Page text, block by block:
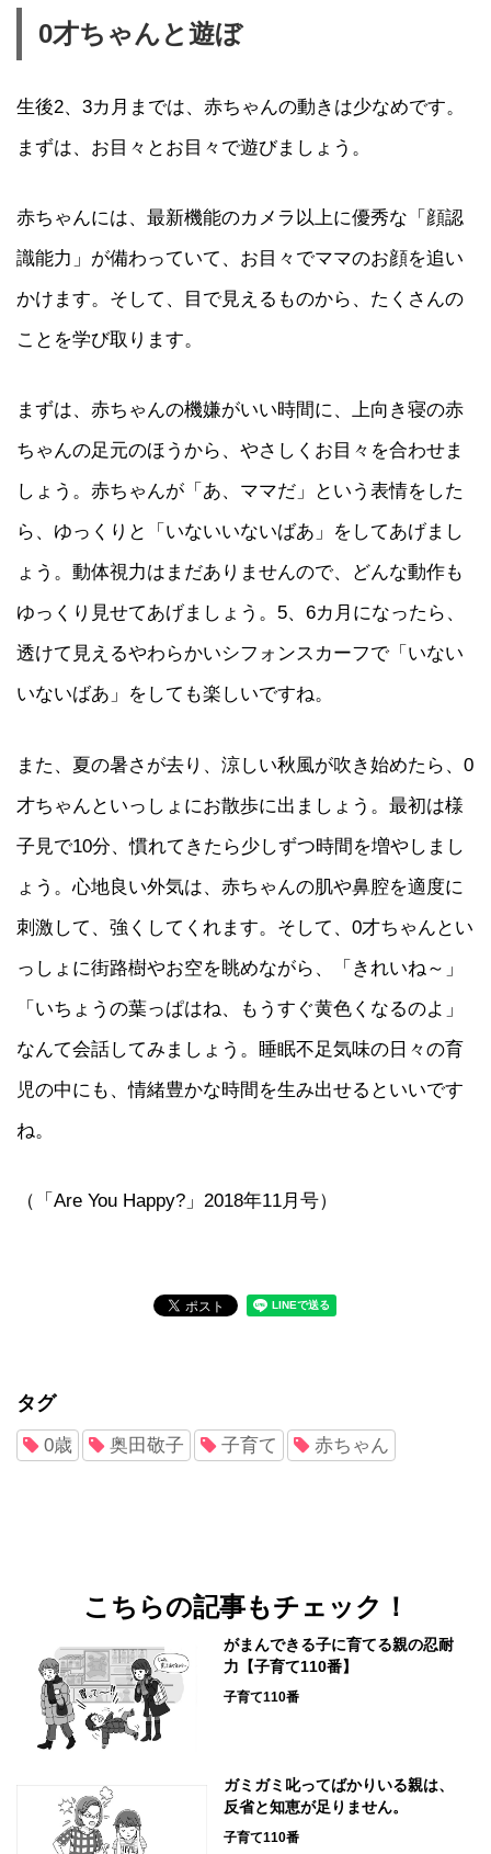
0才ちゃんと遊ぼ
生後2、3カ月までは、赤ちゃんの動きは少なめです。
まずは、お目々とお目々で遊びましょう。
赤ちゃんには、最新機能のカメラ以上に優秀な「顔認
識能力」が備わっていて、お目々でママのお顔を追い
かけます。そして、目で見えるものから、たくさんの
ことを学び取ります。
まずは、赤ちゃんの機嫌がいい時間に、上向き寝の赤
ちゃんの足元のほうから、やさしくお目々を合わせま
しょう。赤ちゃんが「あ、ママだ」という表情をした
ら、ゆっくりと「いないいないばあ」をしてあげまし
ょう。動体視力はまだありませんので、どんな動作も
ゆっくり見せてあげましょう。5、6カ月になったら、
透けて見えるやわらかいシフォンスカーフで「いない
いないばあ」をしても楽しいですね。
また、夏の暑さが去り、涼しい秋風が吹き始めたら、0
才ちゃんといっしょにお散歩に出ましょう。最初は様
子見で10分、慣れてきたら少しずつ時間を増やしまし
ょう。心地良い外気は、赤ちゃんの肌や鼻腔を適度に
刺激して、強くしてくれます。そして、0才ちゃんとい
っしょに街路樹やお空を眺めながら、「きれいね～」
「いちょうの葉っぱはね、もうすぐ黄色くなるのよ」
なんて会話してみましょう。睡眠不足気味の日々の育
児の中にも、情緒豊かな時間を生み出せるといいです
ね。
（「Are You Happy?」2018年11月号）
タグ
0歳 奥田敬子 子育て 赤ちゃん
こちらの記事もチェック！
がまんできる子に育てる親の忍耐
力【子育て110番】
子育て110番
ガミガミ叱ってばかりいる親は、
反省と知恵が足りません。
子育て110番